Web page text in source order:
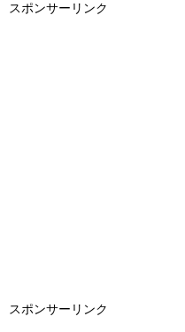
スポンサーリンク
スポンサーリンク